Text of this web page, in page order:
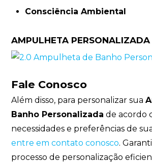
Consciência Ambiental
AMPULHETA PERSONALIZADA
Fale Conosco
Além disso, para personalizar sua
Banho Personalizada de acordo
necessidades e preferências de
entre em contato conosco.
processo de personalização